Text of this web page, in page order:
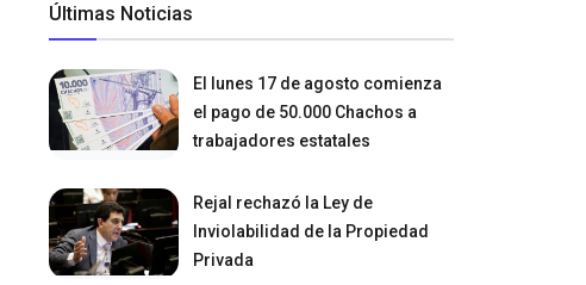
Últimas Noticias
El lunes 17 de agosto comienza
el pago de 50.000 Chachos a
trabajadores estatales
Rejal rechazó la Ley de
Inviolabilidad de la Propiedad
Privada